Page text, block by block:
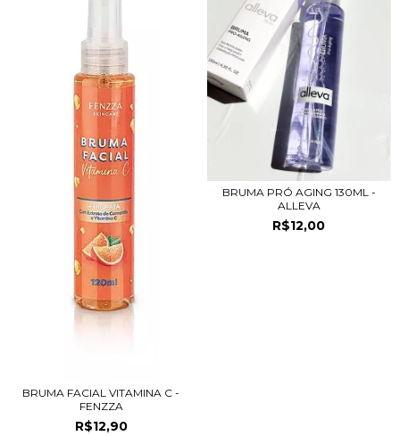
BRUMA FACIAL VITAMINA C -
FENZZA
R$12,90
BRUMA PRÓ AGING 130ML -
ALLEVA
R$12,00